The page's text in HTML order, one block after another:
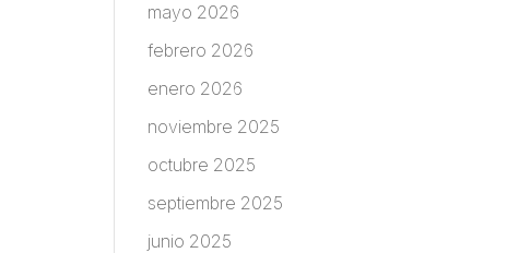
mayo 2026
febrero 2026
enero 2026
noviembre 2025
octubre 2025
septiembre 2025
junio 2025